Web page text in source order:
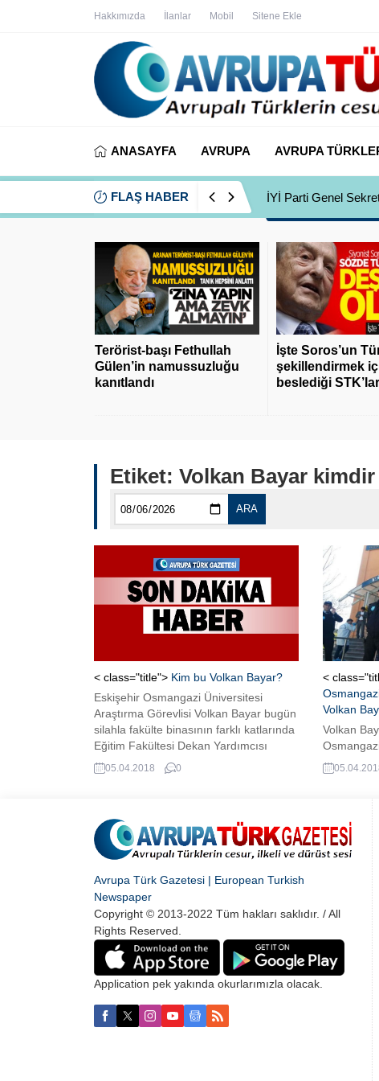
Hakkımızda İlanlar Mobil Sitene Ekle
ANASAYFA AVRUPA AVRUPA
FLAŞ HABER İYİ Parti Genel
Terörist-başı Fethullah
Gülen’in namussuzluğu
kanıtlandı
İşte Soros’un
şekillendirmek
beslediği STK’lar
Etiket: Volkan Bayar kimdir
ARA
< class="title"> Kim bu Volkan Bayar?
Eskişehir Osmangazi Üniversitesi
Araştırma Görevlisi Volkan Bayar bugün
silahla fakülte binasının farklı katlarında
Eğitim Fakültesi Dekan Yardımcısı
Mikail Yalçın, Fakülte Sekreteri Fatih
Özmutlu, Araştırma Görevlisi Yasir
içinden gelen açıklamalar oldukça dikkat
çekici. İşte şu ana kadar Volkan Bayar'la
ilgili...
05.04.2018 0
<
Volkan
Volkan
katliam
Fakültesi
silahlı
Volkan
Avrupa Türk Gazetesi | European Turkish
Newspaper
Copyright © 2013-2022 Tüm hakları saklıdır. / All
Rights Reserved.
Application pek yakında okurlarımızla olacak.